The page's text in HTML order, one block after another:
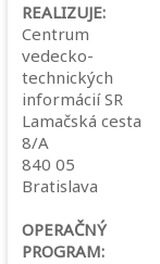
REALIZUJE:
Centrum
vedecko-
technických
informácií SR
Lamačská cesta
8/A
840 05
Bratislava
OPERAČNÝ
PROGRAM: